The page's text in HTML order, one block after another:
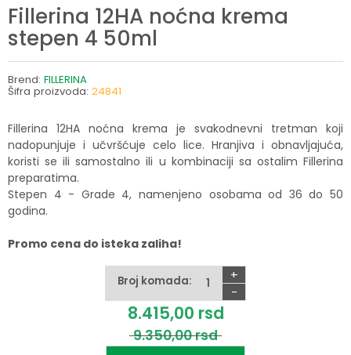
Fillerina 12HA noćna krema
stepen 4 50ml
Brend: FILLERINA
Šifra proizvoda: 24841
Fillerina 12HA noćna krema je svakodnevni tretman koji
nadopunjuje i učvršćuje celo lice. Hranjiva i obnavljajuća,
koristi se ili samostalno ili u kombinaciji sa ostalim Fillerina
preparatima.
Stepen 4 - Grade 4, namenjeno osobama od 36 do 50
godina.
Promo cena do isteka zaliha!
Broj komada:
+
-
8.415,00 rsd
9.350,00rsd